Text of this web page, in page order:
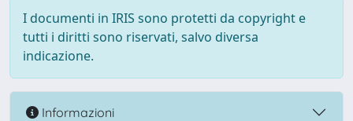
I documenti in IRIS sono protetti da copyright e
tutti i diritti sono riservati, salvo diversa
indicazione.
Informazioni